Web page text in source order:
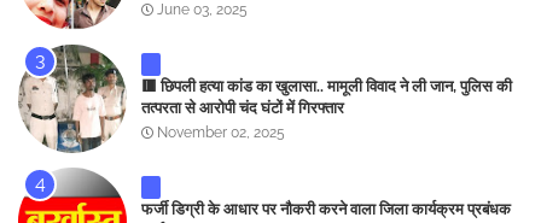
June 03, 2025
🟥 छिपली हत्या कांड का खुलासा.. मामूली विवाद ने ली जान, पुलिस की
तत्परता से आरोपी चंद घंटों में गिरफ्तार
November 02, 2025
फर्जी डिग्री के आधार पर नौकरी करने वाला जिला कार्यक्रम प्रबंधक